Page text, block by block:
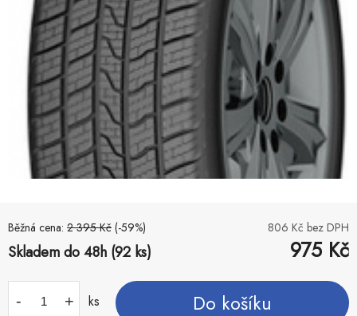
Běžná cena: 2 395 Kč (-59%) 806 Kč bez DPH
Skladem do 48h (92 ks) 975 Kč
- + ks Do košíku